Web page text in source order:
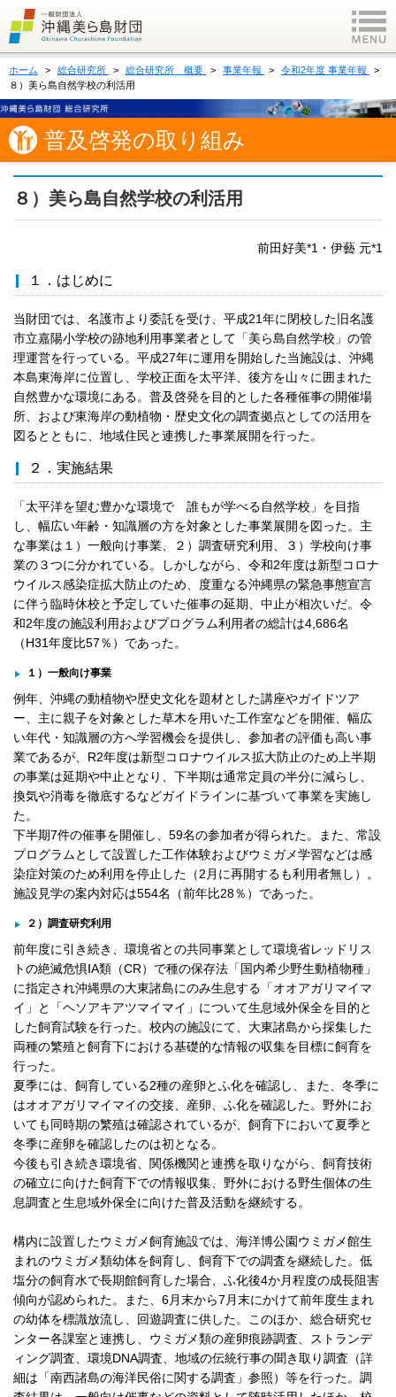
ホーム 総合研究所 総合研究所 概要 事業年報
令和2年度 事業年報
８）美ら島自然学校の利活用
普及啓発の取り組み
８）美ら島自然学校の利活用
前田好美*1・伊藝 元*1
１．はじめに
当財団では、名護市より委託を受け、平成21年に閉校した旧名護
市立嘉陽小学校の跡地利用事業者として「美ら島自然学校」の管
理運営を行っている。平成27年に運用を開始した当施設は、沖縄
本島東海岸に位置し、学校正面を太平洋、後方を山々に囲まれた
自然豊かな環境にある。普及啓発を目的とした各種催事の開催場
所、および東海岸の動植物・歴史文化の調査拠点としての活用を
図るとともに、地域住民と連携した事業展開を行った。
２．実施結果
「太平洋を望む豊かな環境で 誰もが学べる自然学校」を目指
し、幅広い年齢・知識層の方を対象とした事業展開を図った。主
な事業は１）一般向け事業、２）調査研究利用、３）学校向け事
業の３つに分かれている。しかしながら、令和2年度は新型コロナ
ウイルス感染症拡大防止のため、度重なる沖縄県の緊急事態宣言
に伴う臨時休校と予定していた催事の延期、中止が相次いだ。令
和2年度の施設利用およびプログラム利用者の総計は4,686名
（H31年度比57％）であった。
１）一般向け事業
例年、沖縄の動植物や歴史文化を題材とした講座やガイドツア
ー、主に親子を対象とした草木を用いた工作室などを開催、幅広
い年代・知識層の方へ学習機会を提供し、参加者の評価も高い事
業であるが、R2年度は新型コロナウイルス拡大防止のため上半期
の事業は延期や中止となり、下半期は通常定員の半分に減らし、
換気や消毒を徹底するなどガイドラインに基づいて事業を実施し
た。
下半期7件の催事を開催し、59名の参加者が得られた。また、常設
プログラムとして設置した工作体験およびウミガメ学習などは感
染症対策のため利用を停止した（2月に再開するも利用者無し）。
施設見学の案内対応は554名（前年比28％）であった。
２）調査研究利用
前年度に引き続き、環境省との共同事業として環境省レッドリス
トの絶滅危惧ⅠA類（CR）で種の保存法「国内希少野生動植物種」
に指定され沖縄県の大東諸島にのみ生息する「オオアガリマイマ
イ」と「ヘソアキアツマイマイ」について生息域外保全を目的と
した飼育試験を行った。校内の施設にて、大東諸島から採集した
両種の繁殖と飼育下における基礎的な情報の収集を目標に飼育を
行った。
夏季には、飼育している2種の産卵とふ化を確認し、また、冬季に
はオオアガリマイマイの交接、産卵、ふ化を確認した。野外にお
いても同時期の繁殖は確認されているが、飼育下において夏季と
冬季に産卵を確認したのは初となる。
今後も引き続き環境省、関係機関と連携を取りながら、飼育技術
の確立に向けた飼育下での情報収集、野外における野生個体の生
息調査と生息域外保全に向けた普及活動を継続する。
構内に設置したウミガメ飼育施設では、海洋博公園ウミガメ館生
まれのウミガメ類幼体を飼育し、飼育下での調査を継続した。低
塩分の飼育水で長期館飼育した場合、ふ化後4か月程度の成長阻害
傾向が認められた。また、6月末から7月末にかけて前年度生まれ
の幼体を標識放流し、回遊調査に供した。このほか、総合研究セ
ンター各課室と連携し、ウミガメ類の産卵痕跡調査、ストランデ
ィング調査、環境DNA調査、地域の伝統行事の聞き取り調査（詳
細は「南西諸島の海洋民俗に関する調査」参照）等を行った。調